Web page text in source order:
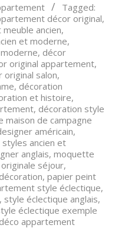
Tagged:
décor original,
ancien,
et moderne,
, décor
original appartement,
original salon,
, décoration
et histoire,
, décoration style
maison de campagne
américain,
ancien et
anglais, moquette
séjour,
, papier peint
style éclectique,
, style éclectique anglais,
éclectique exemple
appartement